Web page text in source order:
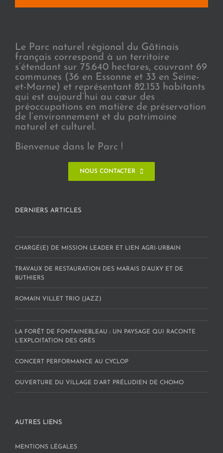
Le Parc naturel régional du Gâtinais
français correspond à un territoire
s’étendant sur 75.640 hectares, couvrant 69
communes (36 en Essonne et 33 en Seine-
et-Marne) et représentant 82.153 habitants
qui est aujourd’hui au cœur des
préoccupations en matière de préservation
de l’environnement et du patrimoine
naturel et culturel.
Bienvenue dans le Parc !
NOUS CONTACTER
DERNIERS ARTICLES
CHARGÉ(E) DE MISSION LEADER ET LIEN AGRI-URBAIN
TRAVAUX DE RESTAURATION DES MARAIS D’AUXY ET DE
BUTHIERS
ROMAIN VILLET TRIO (JAZZ)
LA FORÊT DE FONTAINEBLEAU : UN PAYSAGE QUI RACONTE
L’EXPLOITATION DES GRÈS
CONCERT PERFORMANCE AU CYCLOP
OUVERTURE DU VILLAGE D’ART PRÉLUDIEN DE CHOMO
AUTRES LIENS
MENTIONS LÉGALES